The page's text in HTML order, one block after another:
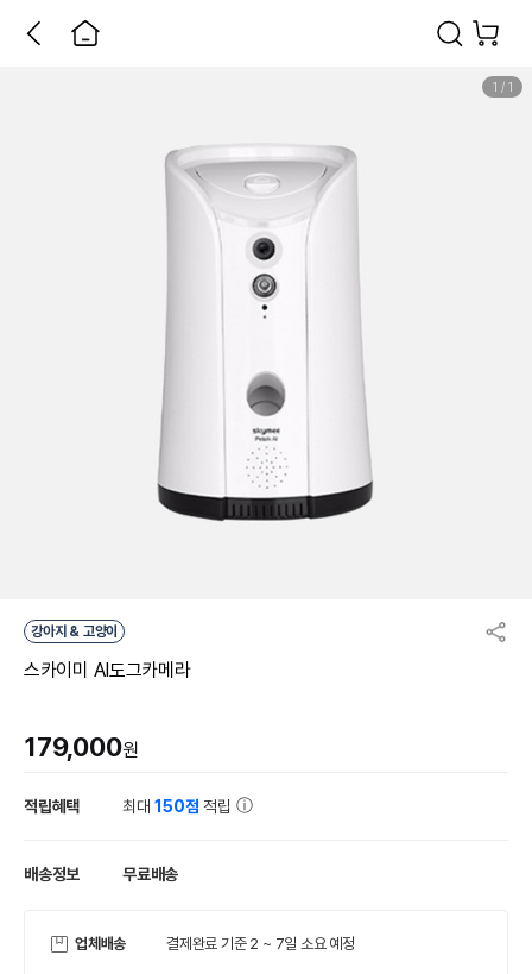
1 / 1
강아지 & 고양이
스카이미 AI도그카메라
179,000원
적립혜택 최대150점 적립
배송정보 무료배송
업체배송 결제완료 기준 2 ~ 7일 소요 예정